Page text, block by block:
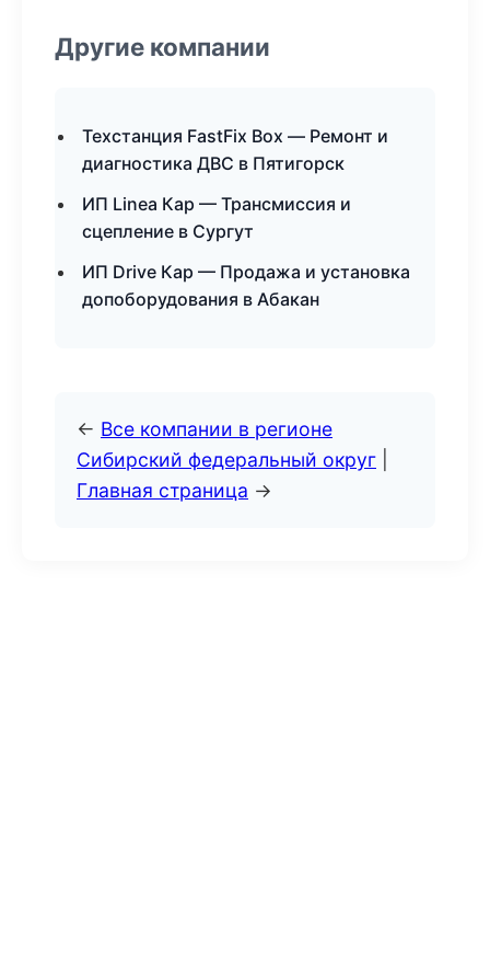
Другие компании
Техстанция FastFix Box — Ремонт и
диагностика ДВС в Пятигорск
ИП Linea Кар — Трансмиссия и
сцепление в Сургут
ИП Drive Кар — Продажа и установка
допоборудования в Абакан
← Все компании в регионе
Сибирский федеральный округ
Главная страница →